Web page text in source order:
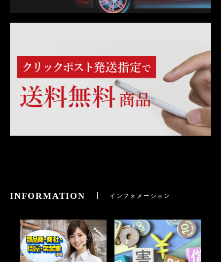
INFORMATION インフォメーション